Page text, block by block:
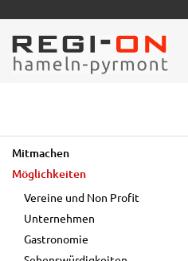
Mitmachen
Möglichkeiten
Vereine und Non Profit
Unternehmen
Gastronomie